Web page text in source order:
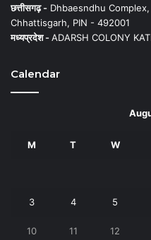
छत्तीसगढ़ - Dhbaesndhu Complex,
Chhattisgarh, PIN - 492001
मध्यप्रदेश -ADARSH COLONY
Calendar
M T W
3 4 5
10 11 12